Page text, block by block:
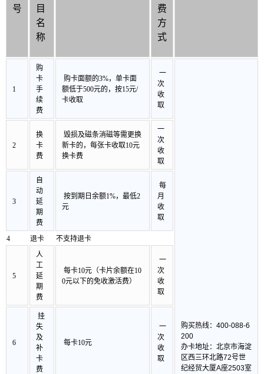
号
目
名
称
费
方
式
1
购
卡
手
续
费
购卡面额的3%，单卡面
额低于500元的，按15元/
卡收取
一
次
收
取
购买热线： 400-088-6
200
办卡地址：北京市海淀
区西三环北路72号世
纪经贸大厦A座2503室
2
换
卡
费
毁损及磁条消磁等需更换
新卡的，每张卡收取10元
换卡费
一
次
收
取
3
自
动
延
期
费
按到期日余额1%，最低2
元
每
月
收
取
4 退卡 不支持退卡
5
人
工
延
期
费
每卡10元（卡片余额在10
0元以下的免收激活费）
一
次
收
取
6
挂
失
及
补
卡
费
每卡10元
一
次
收
取